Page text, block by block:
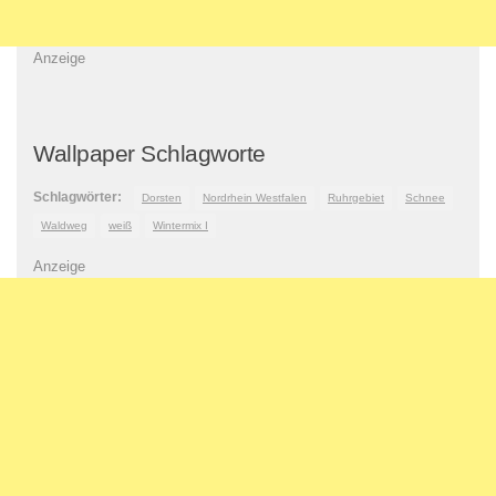
Anzeige
Wallpaper Schlagworte
Schlagwörter: Dorsten Nordrhein Westfalen Ruhrgebiet Schnee
Waldweg weiß Wintermix I
Anzeige